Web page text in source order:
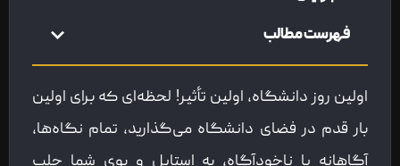
فهرست مطالب
اولین روز دانشگاه، اولین تأثیر! لحظه‌ای که برای اولین
بار قدم در فضای دانشگاه می‌گذارید، تمام نگاه‌ها،